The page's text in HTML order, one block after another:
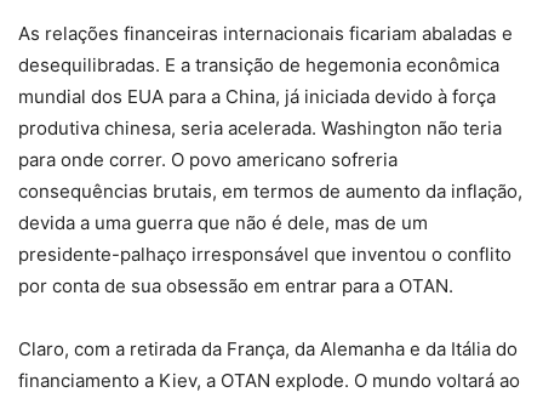
As relações financeiras internacionais ficariam abaladas e
desequilibradas. E a transição de hegemonia econômica
mundial dos EUA para a China, já iniciada devido à força
produtiva chinesa, seria acelerada. Washington não teria
para onde correr. O povo americano sofreria
consequências brutais, em termos de aumento da inflação,
devida a uma guerra que não é dele, mas de um
presidente-palhaço irresponsável que inventou o conflito
por conta de sua obsessão em entrar para a OTAN.
Claro, com a retirada da França, da Alemanha e da Itália do
financiamento a Kiev, a OTAN explode. O mundo voltará ao